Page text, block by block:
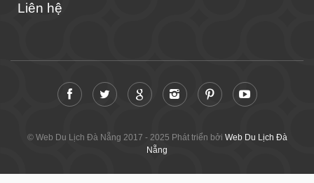
Liên hệ
© Web Du Lịch Đà Nẵng 2017 - 2025 Phát triển bởi Web Du Lịch Đà
Nẵng